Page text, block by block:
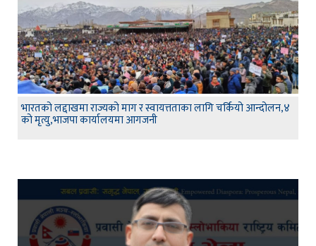
भारतको लद्दाखमा राज्यको माग र स्वायत्तताका लागि चर्कियो आन्दोलन,४
को मृत्यु,भाजपा कार्यालयमा आगजनी